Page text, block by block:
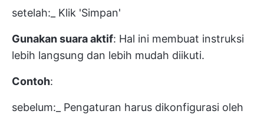
setelah:_ Klik 'Simpan'
Gunakan suara aktif: Hal ini membuat instruksi
lebih langsung dan lebih mudah diikuti.
Contoh:
sebelum:_ Pengaturan harus dikonfigurasi oleh